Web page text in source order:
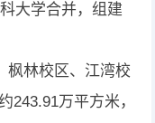
大学合并，组建
枫林校区、江湾校
243.91万平方米，